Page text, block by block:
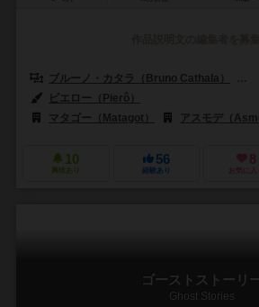
ブルーノ・カタラ（Bruno Cathala）
ピエロー（Pierô）
マタゴー（Matagot）
アスモデ（
10
興味あり
56
経験あり
8
お気に入
ゴーストストーリ
Ghost Stories